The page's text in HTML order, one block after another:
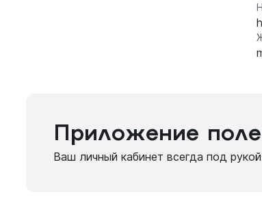
Приложение
Ваш личный кабинет всегда под рукой